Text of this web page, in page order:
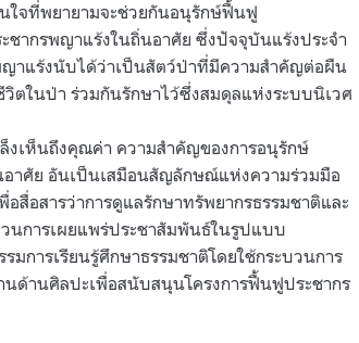
ใจที่พยายามจะช่วยกันอนุรักษ์ฟื้นฟู
ชากรพญาแร้งในถิ่นอาศัย ซึ่งปัจจุบันแร้งประจำ
าแร้งนับได้ว่าเป็นสัตว์ป่าที่มีความสำคัญต่อผืน
ในป่า ร่วมกันรักษาไว้ซึ่งสมดุลแห่งระบบนิเวศ
งเห็นถึงคุณค่า ความสำคัญของการอนุรักษ์
อาศัย อันเป็นเสมือนสัญลักษณ์แห่งความร่วมมือ
สื่อสารว่าการดูแลรักษาทรัพยากรธรรมชาติและ
นการเผยแพร่ประชาสัมพันธ์ในรูปแบบ
การเรียนรู้ศึกษาธรรมชาติโดยใช้กระบวนการ
ด้านศิลปะเพื่อสนับสนุนโครงการฟื้นฟูประชากร